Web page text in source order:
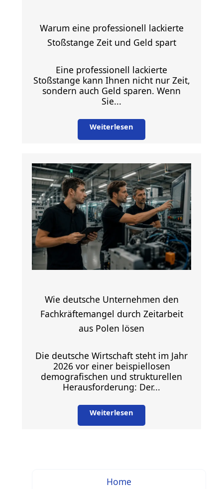
Warum eine professionell lackierte
Stoßstange Zeit und Geld spart
Eine professionell lackierte
Stoßstange kann Ihnen nicht nur Zeit,
sondern auch Geld sparen. Wenn
Sie...
Weiterlesen
Wie deutsche Unternehmen den
Fachkräftemangel durch Zeitarbeit
aus Polen lösen
Die deutsche Wirtschaft steht im Jahr
2026 vor einer beispiellosen
demografischen und strukturellen
Herausforderung: Der...
Weiterlesen
Home